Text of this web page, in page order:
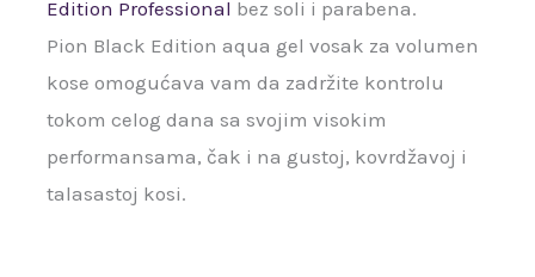
Edition Professional bez soli i parabena.
Pion Black Edition aqua gel vosak za volumen
kose omogućava vam da zadržite kontrolu
tokom celog dana sa svojim visokim
performansama, čak i na gustoj, kovrdžavoj i
talasastoj kosi.